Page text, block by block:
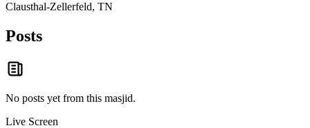
Clausthal-Zellerfeld, TN
Posts
No posts yet from this masjid.
Live Screen